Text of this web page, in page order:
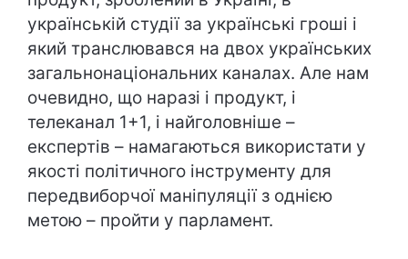
українській студії за українські гроші і
який транслювався на двох українських
загальнонаціональних каналах. Але нам
очевидно, що наразі і продукт, і
телеканал 1+1, і найголовніше –
експертів – намагаються використати у
якості політичного інструменту для
передвиборчої маніпуляції з однією
метою – пройти у парламент.